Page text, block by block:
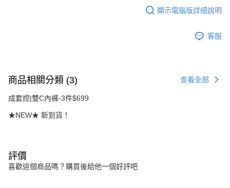
３．未成年的使用者請事先徵得法定代理人或監護人之同意方可使用
「AFTEE先享後付」，若未經同意申辦者引起之損失，本公司不負相關責
請求用戶進行身份認證。
恩沛科技股份有限公司將有權停止該用戶之使用額度並採取法律行動。
顯示電腦版詳細說明
客服
商品相關分類 (3) 查看全部
成套控|雙C內褲-3件$699
★NEW★ 新到貨！
評價
喜歡這個商品嗎？購買後給他一個好評吧